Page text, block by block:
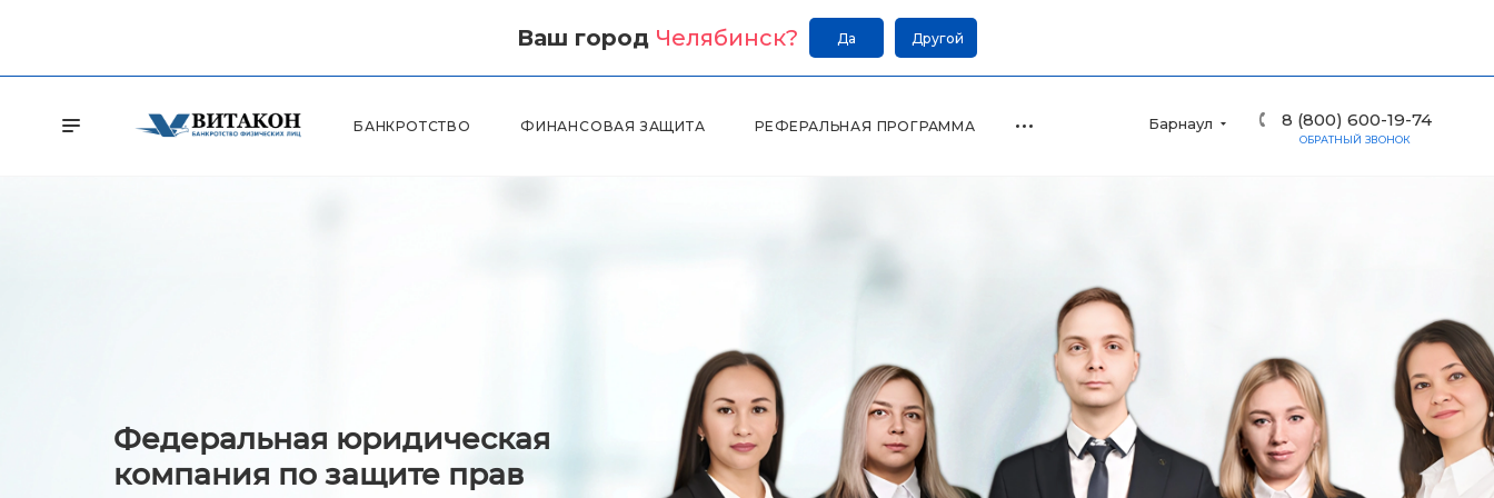
Ваш город Челябинск? Да Другой
Барнаул 8 (800) 600-19-74
БАНКРОТСТВО ФИНАНСОВАЯ ЗАЩИТА РЕФЕРАЛЬНАЯ ПРОГРАММА
ОБРАТНЫЙ ЗВОНОК
Федеральная юридическая
компания по защите прав